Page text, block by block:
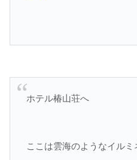
ホテル椿山荘へ
ここは雲海のようなイルミ